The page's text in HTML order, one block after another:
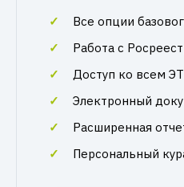
Все опции
Работа с
Доступ ко всем
Электронный
Расширенная
Персональный